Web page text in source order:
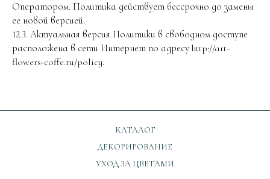
Оператором. Политика действует бессрочно до замены
ее новой версией.
12.3. Актуальная версия Политики в свободном доступе
расположена в сети Интернет по адресу http://art-
flowers-coffe.ru/policy.
КАТАЛОГ
ДЕКОРИРОВАНИЕ
УХОД ЗА ЦВЕТАМИ